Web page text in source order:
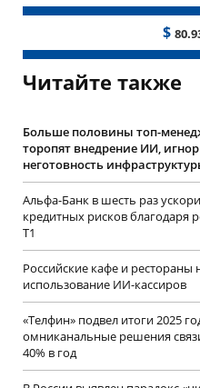
$
Читайте также
Больше половины топ-
торопят внедрение ИИ,
неготовность
Альфа-Банк в шесть раз
кредитных рисков благодаря
Т1
Российские кафе и рестораны
использование ИИ-кассиров
«Телфин» подвел итоги 2025
омниканальные решения
40% в год